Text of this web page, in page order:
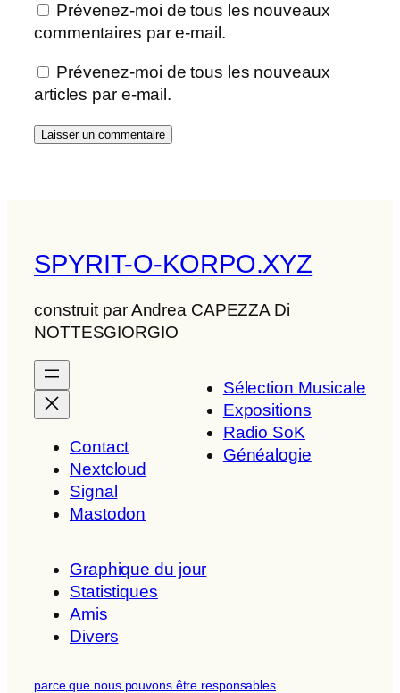
Prévenez-moi de tous les nouveaux
commentaires par e-mail.
Prévenez-moi de tous les nouveaux
articles par e-mail.
SPYRIT-O-KORPO.XYZ
construit par Andrea CAPEZZA Di
NOTTESGIORGIO
Contact
Nextcloud
Signal
Mastodon
Sélection Musicale
Expositions
Radio SoK
Généalogie
Graphique du jour
Statistiques
Amis
Divers
parce que nous pouvons être responsables